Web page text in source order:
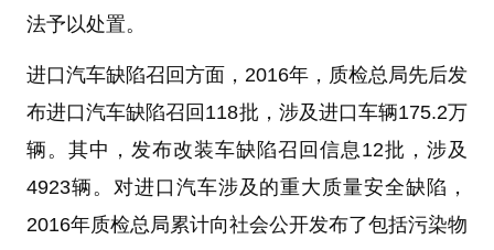
法予以处置。
进口汽车缺陷召回方面，2016年，质检总局先后发
布进口汽车缺陷召回118批，涉及进口车辆175.2万
辆。其中，发布改装车缺陷召回信息12批，涉及
4923辆。对进口汽车涉及的重大质量安全缺陷，
2016年质检总局累计向社会公开发布了包括污染物